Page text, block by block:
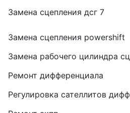
Замена сцепления дсг 7
Замена сцепления powershift
Замена рабочего цилиндра
Ремонт дифференциала
Регулировка сателлитов